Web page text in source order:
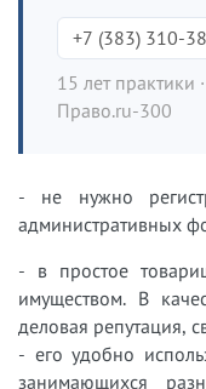
+7 (383) 310-
15 лет практики
Право.ru-300
- не нужно
административных
- в простое
имуществом. В
деловая репутация,
- его удобно
занимающихся